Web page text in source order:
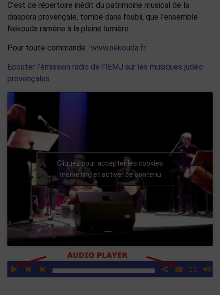
C’est ce répertoire inédit du patrimoine musical de la
diaspora provençale, tombé dans l’oubli, que l’ensemble
Nekouda ramène à la pleine lumière.
Pour toute commande : www.nekouda.fr
Ecouter l’émission radio de l’IEMJ sur les musiques judéo-
provençales
Cliquez pour accepter les cookies
marketing et activer ce contenu